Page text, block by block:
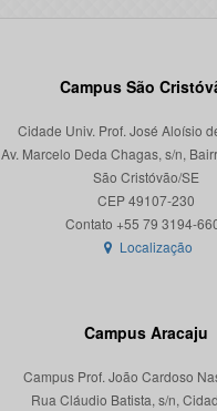
Campus São
Cidade Univ. Prof. José Aloísio
Av. Marcelo Deda Chagas, s/n,
São Cristóvão/SE
CEP 49107-230
Localização
Campus Aracaju
Campus Prof. João Cardoso
Rua Cláudio Batista, s/n,